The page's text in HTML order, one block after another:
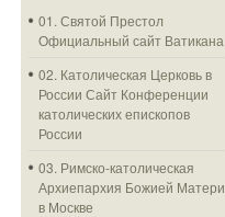
01. Святой Престол
Официальный сайт Ватикана
02. Католическая Церковь в
России Сайт Конференции
католических епископов
России
03. Римско-католическая
Архиепархия Божией Матери
в Москве